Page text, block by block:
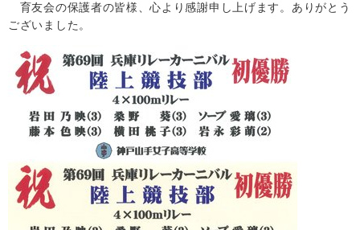
育友会の保護者の皆様、心より感謝申し上げます。ありがとう
ございました。